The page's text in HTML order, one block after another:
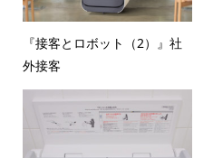
『接客とロボット（2）』社
外接客